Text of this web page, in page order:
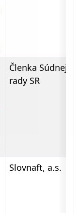
Členka Súdnej
rady SR
Slovnaft, a.s.